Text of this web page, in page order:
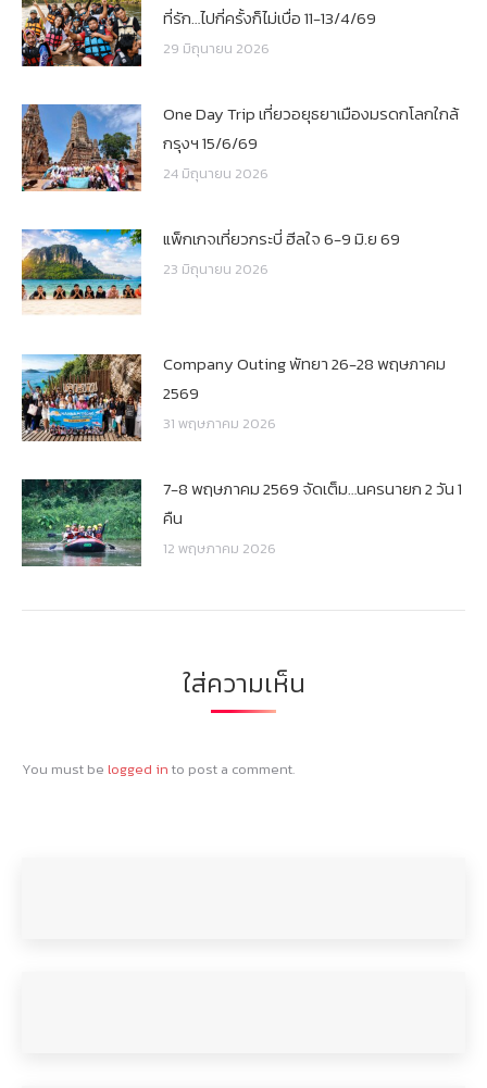
ที่รัก…ไปกี่ครั้งก็ไม่เบื่อ 11-13/4/69
29 มิถุนายน 2026
One Day Trip เที่ยวอยุธยาเมืองมรดกโลกใกล้
กรุงฯ 15/6/69
24 มิถุนายน 2026
แพ็กเกจเที่ยวกระบี่ ฮีลใจ 6-9 มิ.ย 69
23 มิถุนายน 2026
Company Outing พัทยา 26-28 พฤษภาคม
2569
31 พฤษภาคม 2026
7-8 พฤษภาคม 2569 จัดเต็ม…นครนายก 2 วัน 1
คืน
12 พฤษภาคม 2026
ใส่ความเห็น
You must be logged in to post a comment.